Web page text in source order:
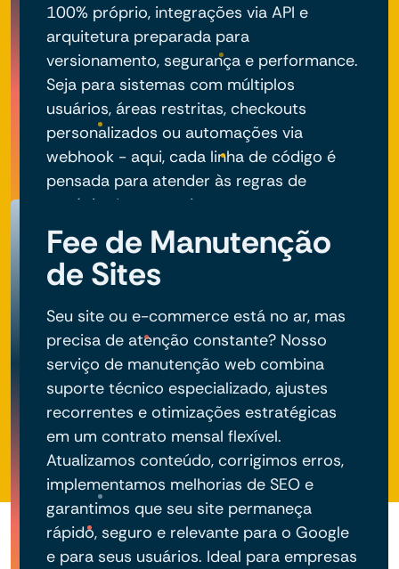
100% próprio, integrações via API e
arquitetura preparada para
versionamento, segurança e performance.
Seja para sistemas com múltiplos
usuários, áreas restritas, checkouts
personalizados ou automações via
webhook - aqui, cada linha de código é
pensada para atender às regras de
negócio do seu projeto.
Fee de Manutenção
de Sites
Seu site ou e-commerce está no ar, mas
precisa de atenção constante? Nosso
serviço de manutenção web combina
suporte técnico especializado, ajustes
recorrentes e otimizações estratégicas
em um contrato mensal flexível.
Atualizamos conteúdo, corrigimos erros,
implementamos melhorias de SEO e
garantimos que seu site permaneça
rápido, seguro e relevante para o Google
e para seus usuários. Ideal para empresas